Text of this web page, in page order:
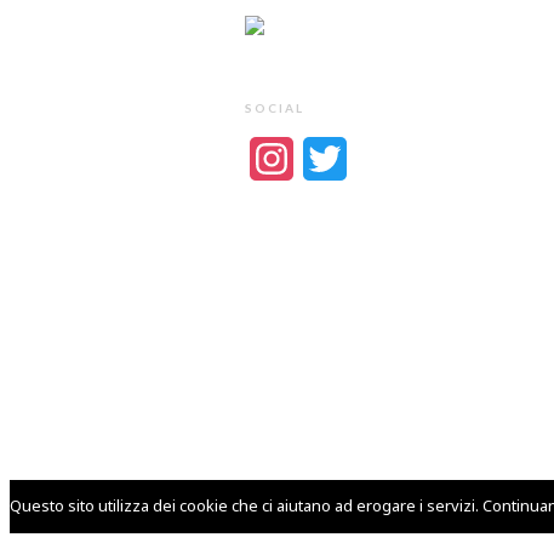
SOCIAL
Instagram
Questo sito utilizza dei cookie che ci aiutano ad erogare i servizi.